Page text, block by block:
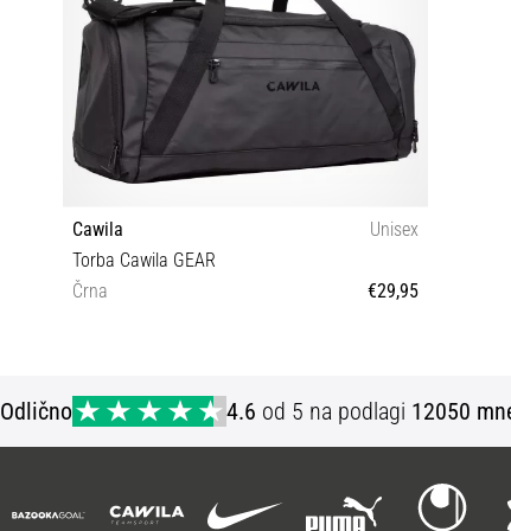
Cawila
Unisex
Torba Cawila GEAR
Črna
€29,95
Odlično 4.6 od 5 na podlagi 12050